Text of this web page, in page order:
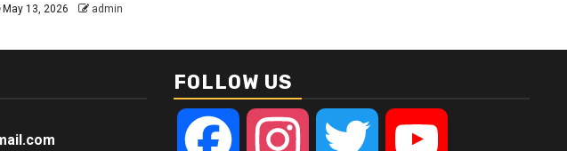
May 13, 2026 admin
FOLLOW US
Facebook Instagram Twitter